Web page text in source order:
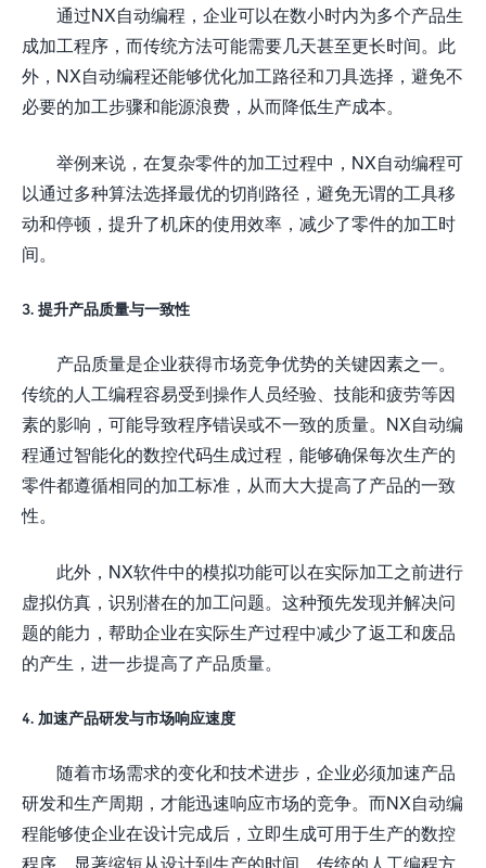
通过NX自动编程，企业可以在数小时内为多个产品生
成加工程序，而传统方法可能需要几天甚至更长时间。此
外，NX自动编程还能够优化加工路径和刀具选择，避免不
必要的加工步骤和能源浪费，从而降低生产成本。
举例来说，在复杂零件的加工过程中，NX自动编程可
以通过多种算法选择最优的切削路径，避免无谓的工具移
动和停顿，提升了机床的使用效率，减少了零件的加工时
间。
3. 提升产品质量与一致性
产品质量是企业获得市场竞争优势的关键因素之一。
传统的人工编程容易受到操作人员经验、技能和疲劳等因
素的影响，可能导致程序错误或不一致的质量。NX自动编
程通过智能化的数控代码生成过程，能够确保每次生产的
零件都遵循相同的加工标准，从而大大提高了产品的一致
性。
此外，NX软件中的模拟功能可以在实际加工之前进行
虚拟仿真，识别潜在的加工问题。这种预先发现并解决问
题的能力，帮助企业在实际生产过程中减少了返工和废品
的产生，进一步提高了产品质量。
4. 加速产品研发与市场响应速度
随着市场需求的变化和技术进步，企业必须加速产品
研发和生产周期，才能迅速响应市场的竞争。而NX自动编
程能够使企业在设计完成后，立即生成可用于生产的数控
程序，显著缩短从设计到生产的时间。传统的人工编程方